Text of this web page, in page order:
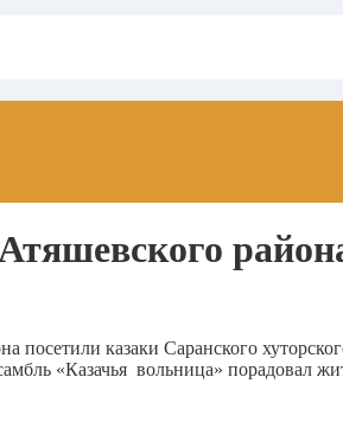
посетили казаки Саранского
«Казачья вольница» порадовал